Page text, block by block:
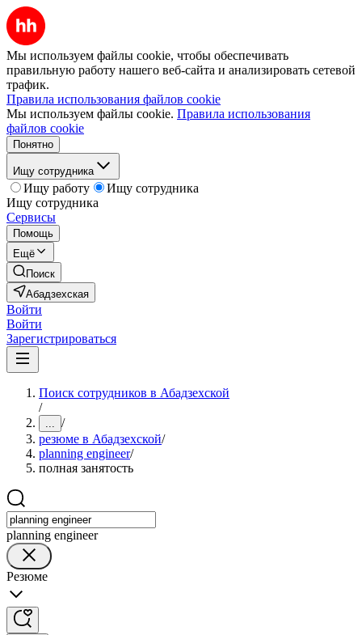
Мы используем файлы cookie, чтобы обеспечивать
правильную работу нашего веб-сайта и анализировать сетевой
трафик.
Правила использования файлов cookie
Мы используем файлы cookie. Правила использования
файлов cookie
Понятно
Ищу сотрудника
Ищу работу
Ищу сотрудника
Ищу сотрудника
Сервисы
Помощь
Ещё
Поиск
Абадзехская
Войти
Войти
Зарегистрироваться
Поиск сотрудников в Абадзехской
/
... /
резюме в Абадзехской/
planning engineer/
полная занятость
planning engineer
Резюме